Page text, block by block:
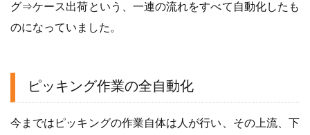
グ⇒ケース出荷という、一連の流れをすべて自動化したも
のになっていました。
ピッキング作業の全自動化
今まではピッキングの作業自体は人が行い、その上流、下